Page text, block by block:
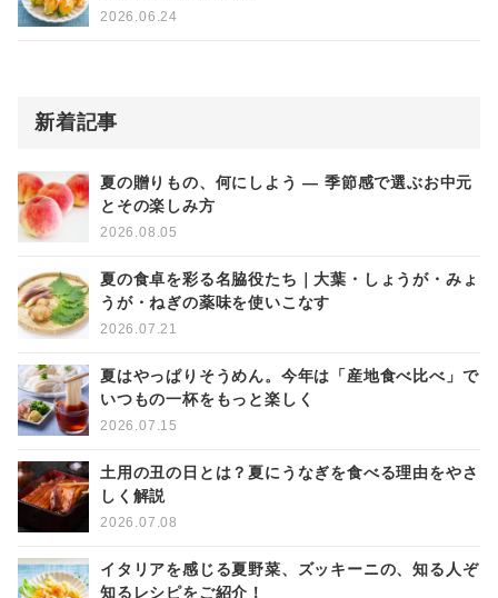
2026.06.24
新着記事
夏の贈りもの、何にしよう ― 季節感で選ぶお中元
とその楽しみ方
2026.08.05
夏の食卓を彩る名脇役たち｜大葉・しょうが・みょ
うが・ねぎの薬味を使いこなす
2026.07.21
夏はやっぱりそうめん。今年は「産地食べ比べ」で
いつもの一杯をもっと楽しく
2026.07.15
土用の丑の日とは？夏にうなぎを食べる理由をやさ
しく解説
2026.07.08
イタリアを感じる夏野菜、ズッキーニの、知る人ぞ
知るレシピをご紹介！